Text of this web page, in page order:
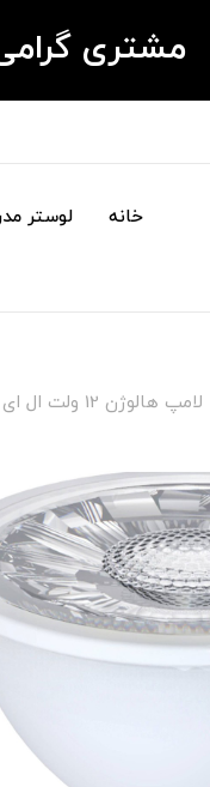
مشتری
خانه لوستر
لامپ هالوژن 12 ولت ال ای دی